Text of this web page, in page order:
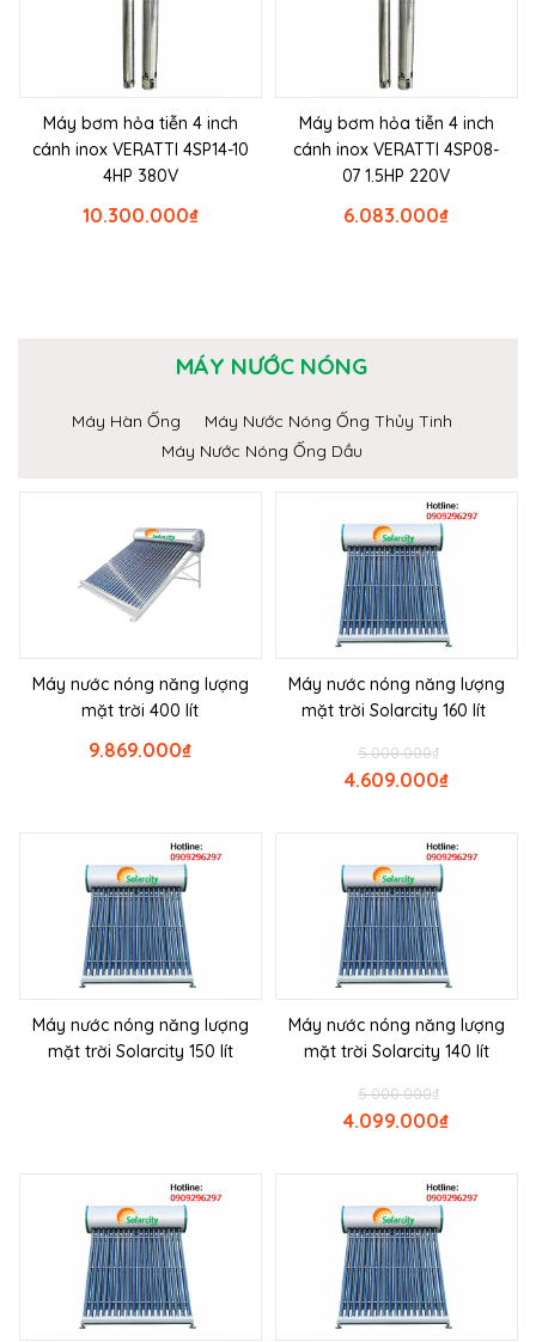
Máy bơm hỏa tiễn 4 inch
cánh inox VERATTI 4SP14-10
4HP 380V
₫
10.300.000
Máy bơm hỏa tiễn 4 inch
cánh inox VERATTI 4SP08-
07 1.5HP 220V
₫
6.083.000
MÁY NƯỚC NÓNG
Máy Hàn Ống
Máy Nước Nóng Ống Thủy Tinh
Máy Nước Nóng Ống Dầu
Máy nước nóng năng lượng
mặt trời 400 lít
₫
9.869.000
Máy nước nóng năng lượng
mặt trời Solarcity 160 lít
₫
5.000.000
₫
4.609.000
Máy nước nóng năng lượng
mặt trời Solarcity 150 lít
Máy nước nóng năng lượng
mặt trời Solarcity 140 lít
₫
5.000.000
₫
4.099.000